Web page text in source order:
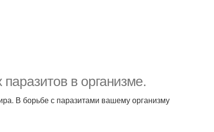
в организме.
В борьбе с паразитами вашему организму